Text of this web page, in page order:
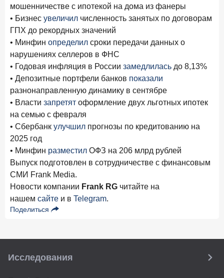
Страховщики, УК, брокер-маркетплейсы: как новые
игроки меняют рынок инвестиций
19 декабря 2025 года
В эпоху дуополии маркетплейсов селлеры ищут
новые финансовые решения
18 декабря 2025 года
Ипотека 2025–2026: стресс‑тест высокими ставками и
прогнозы на восстановление
8 декабря 2025 года
По итогам ноября 2025 года объем выдач кредитов
составил 1 027 млрд руб.
Эмоции, эксклюзив и вовлечение: новая формула
банковской лояльности
3 декабря 2025 года
Почему опытные инвесторы в России чувствуют себя
25 ноября 2025 года ИССЛЕДОВАНИЕ
Клиент стал партнером: как трансформируется рынок
инвестиций
мошенничестве с ипотекой на дома из фанеры
• Бизнес увеличил численность занятых по договорам
ГПХ до рекордных значений
• Минфин определил сроки передачи данных о
нарушениях селлеров в ФНС
• Годовая инфляция в России замедлилась до 8,13%
• Депозитные портфели банков показали
разнонаправленную динамику в сентябре
• Власти запретят оформление двух льготных ипотек
на семью с февраля
• Сбербанк улучшил прогнозы по кредитованию на
2025 год
• Минфин разместил ОФЗ на 206 млрд рублей
Выпуск подготовлен в сотрудничестве с финансовым
СМИ Frank Media.
Новости компании Frank RG читайте на
нашем сайте и в Telegram.
Поделиться
Исследования